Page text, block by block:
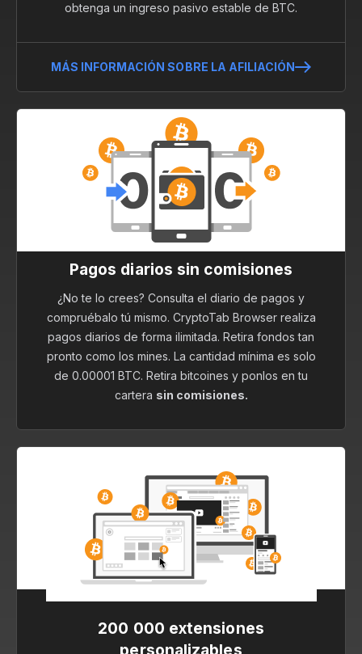
obtenga un ingreso pasivo estable de BTC.
MÁS INFORMACIÓN SOBRE LA AFILIACIÓN
Pagos diarios sin comisiones
¿No te lo crees? Consulta el diario de pagos y
compruébalo tú mismo. CryptoTab Browser realiza
pagos diarios de forma ilimitada. Retira fondos tan
pronto como los mines. La cantidad mínima es solo
de 0.00001 BTC. Retira bitcoines y ponlos en tu
cartera sin comisiones.
200 000 extensiones
personalizables